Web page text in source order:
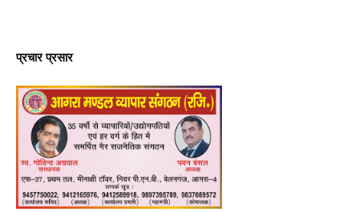
प्रचार प्रसार